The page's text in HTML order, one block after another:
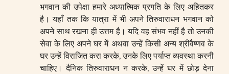
भगवान की उपेक्षा हमारे अध्यात्मिक प्रगति के लिए अहितकर
है। यहाँ तक कि यात्रा में भी अपने तिरुवाराधन भगवान को
अपने साथ रखना ही उत्तम है। यदि वह संभव नहीं है तो उनकी
सेवा के लिए अपने घर में अथवा उन्हें किसी अन्य श्रीवैष्णव के
घर उन्हें विराजित करा करके, उनके लिए पर्याप्त व्यवस्था करनी
चाहिए। दैनिक तिरुवाराधन न करके, उन्हें घर में छोड़ देना